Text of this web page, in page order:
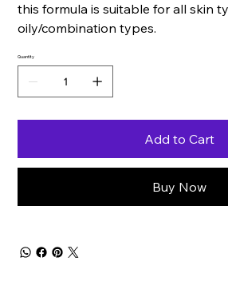
this formula is suitable for all skin
oily/combination types.
Quantity
Add to Cart
Buy Now